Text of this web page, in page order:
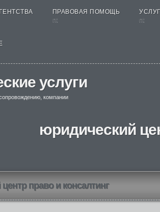
ПРАВОВАЯ ПОМОЩЬ
nt
nt
услуги
компании
юридический
право и консалтинг